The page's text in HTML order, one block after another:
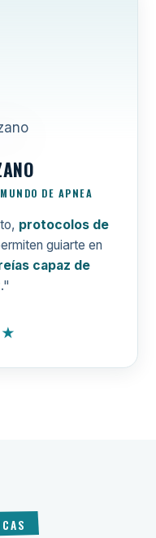
DE APNEA
protocolos de
guiarte en
capaz de
."